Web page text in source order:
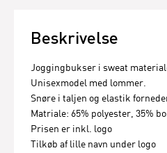
Beskrivelse
Joggingbukser i sweat
Unisexmodel med lommer.
Snøre i taljen og elastik
Matriale: 65% polyester, 35%
Prisen er inkl. logo
Tilkøb af lille navn under logo